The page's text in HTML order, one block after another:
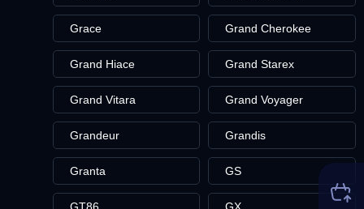
Grace Grand Cherokee
Grand Hiace Grand Starex
Grand Vitara Grand Voyager
Grandeur Grandis
Granta GS